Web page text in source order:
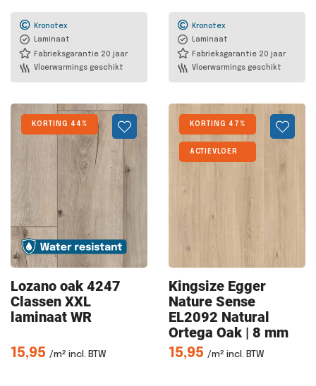
Kronotex
Laminaat
Fabrieksgarantie 20 jaar
Vloerwarmings geschikt
Kronotex
Laminaat
Fabrieksgarantie 20 jaar
Vloerwarmings geschikt
KORTING 44%
Lozano oak 4247
Classen XXL
laminaat WR
15,95 /m² incl. BTW
KORTING 47%
ACTIEVLOER
Kingsize Egger
Nature Sense
EL2092 Natural
Ortega Oak | 8 mm
15,95 /m² incl. BTW